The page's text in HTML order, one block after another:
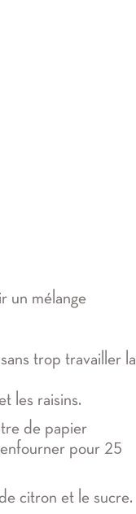
un mélange
trop travailler la
les raisins.
de papier
pour 25
citron et le sucre.